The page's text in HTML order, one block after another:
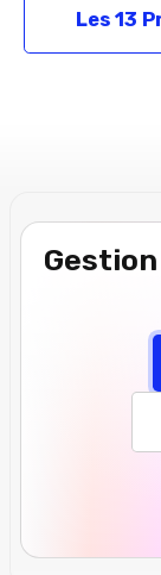
Les 13